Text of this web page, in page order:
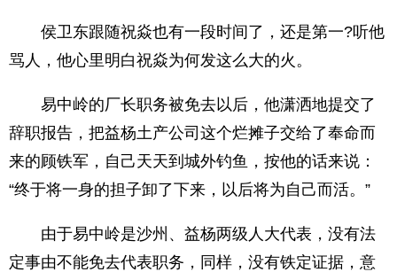
侯卫东跟随祝焱也有一段时间了，还是第一?听他
骂人，他心里明白祝焱为何发这么大的火。
易中岭的厂长职务被免去以后，他潇洒地提交了
辞职报告，把益杨土产公司这个烂摊子交给了奉命而
来的顾铁军，自己天天到城外钓鱼，按他的话来说：
“终于将一身的担子卸了下来，以后将为自己而活。”
由于易中岭是沙州、益杨两级人大代表，没有法
定事由不能免去代表职务，同样，没有铁定证据，意